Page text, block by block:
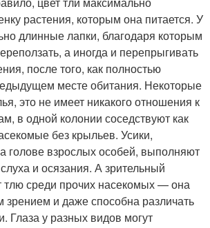
растения, которым она питается. У
длинные лапки, благодаря которым
а иногда и перепрыгивать
после того, как полностью
месте обитания. Некоторые
это не имеет никакого отношения к
в одной колонии соседствуют как
без крыльев. Усики,
голове взрослых особей, выполняют
и осязания. А зрительный
тлю среди прочих насекомых — она
зрением и даже способна различать
Глаза у разных видов могут